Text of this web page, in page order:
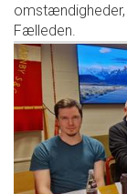
Fælleden.